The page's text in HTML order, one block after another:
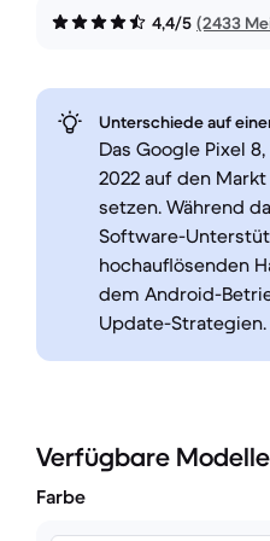
4,4/5 (2433
Unterschiede auf
Das Google Pixel
2022 auf den
setzen. Während
Software-
hochauflösenden
dem Android-
Update-Strategien.
Verfügbare Modelle
Farbe